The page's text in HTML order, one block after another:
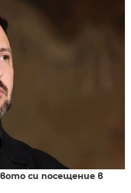
си посещение в